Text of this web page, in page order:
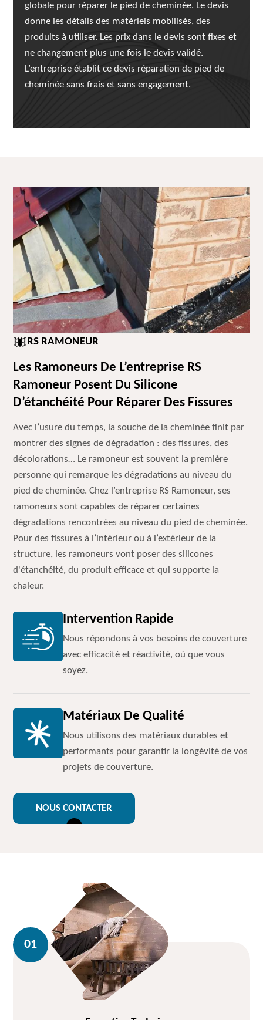
globale pour réparer le pied de cheminée. Le devis
donne les détails des matériels mobilisés, des
produits à utiliser. Les prix dans le devis sont fixes et
ne changement plus une fois le devis validé.
L’entreprise établit ce devis réparation de pied de
cheminée sans frais et sans engagement.
RS RAMONEUR
Les Ramoneurs De L’entreprise RS
Ramoneur Posent Du Silicone
D’étanchéité Pour Réparer Des Fissures
Avec l’usure du temps, la souche de la cheminée finit par
montrer des signes de dégradation : des fissures, des
décolorations… Le ramoneur est souvent la première
personne qui remarque les dégradations au niveau du
pied de cheminée. Chez l’entreprise RS Ramoneur, ses
ramoneurs sont capables de réparer certaines
dégradations rencontrées au niveau du pied de cheminée.
Pour des fissures à l’intérieur ou à l’extérieur de la
structure, les ramoneurs vont poser des silicones
d'étanchéité, du produit efficace et qui supporte la
chaleur.
Intervention Rapide
Nous répondons à vos besoins de couverture
avec efficacité et réactivité, où que vous
soyez.
Matériaux De Qualité
Nous utilisons des matériaux durables et
performants pour garantir la longévité de vos
projets de couverture.
NOUS CONTACTER